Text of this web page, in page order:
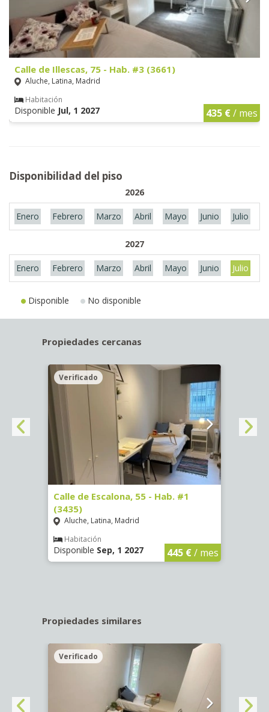
Calle de Illescas, 75 - Hab. #3 (3661)
Aluche, Latina, Madrid
Habitación
Disponible Jul, 1 2027 435 €/ mes
Disponibilidad del piso
2026
Enero Febrero Marzo Abril Mayo Junio Julio
2027
Enero Febrero Marzo Abril Mayo Junio Julio
Disponible No disponible
Propiedades cercanas
Verificado
Calle de Escalona, 55 - Hab. #1
(3435)
Aluche, Latina, Madrid
Habitación
Disponible Sep, 1 2027 445 €/ mes
Propiedades similares
Verificado